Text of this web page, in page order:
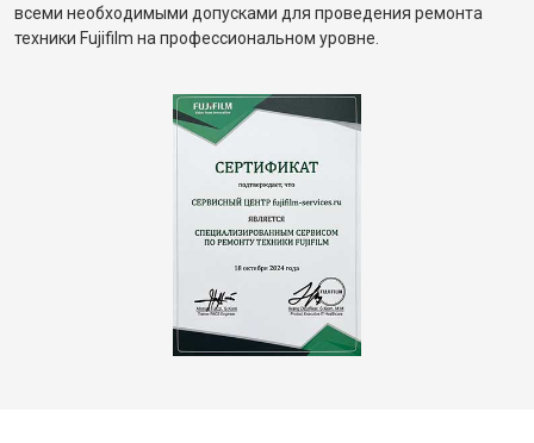
всеми необходимыми допусками для проведения ремонта
техники Fujifilm на профессиональном уровне.